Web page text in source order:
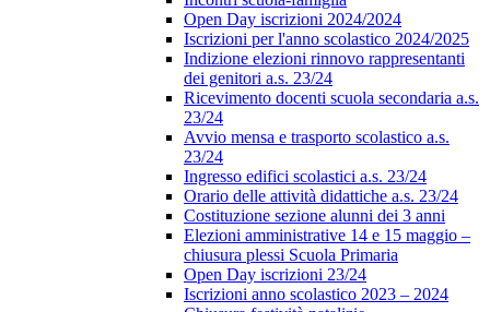
Open Day iscrizioni 2024/2024
Iscrizioni per l'anno scolastico 2024/2025
Indizione elezioni rinnovo rappresentanti
dei genitori a.s. 23/24
Ricevimento docenti scuola secondaria a.s.
23/24
Avvio mensa e trasporto scolastico a.s.
23/24
Ingresso edifici scolastici a.s. 23/24
Orario delle attività didattiche a.s. 23/24
Costituzione sezione alunni dei 3 anni
Elezioni amministrative 14 e 15 maggio –
chiusura plessi Scuola Primaria
Open Day iscrizioni 23/24
Iscrizioni anno scolastico 2023 – 2024